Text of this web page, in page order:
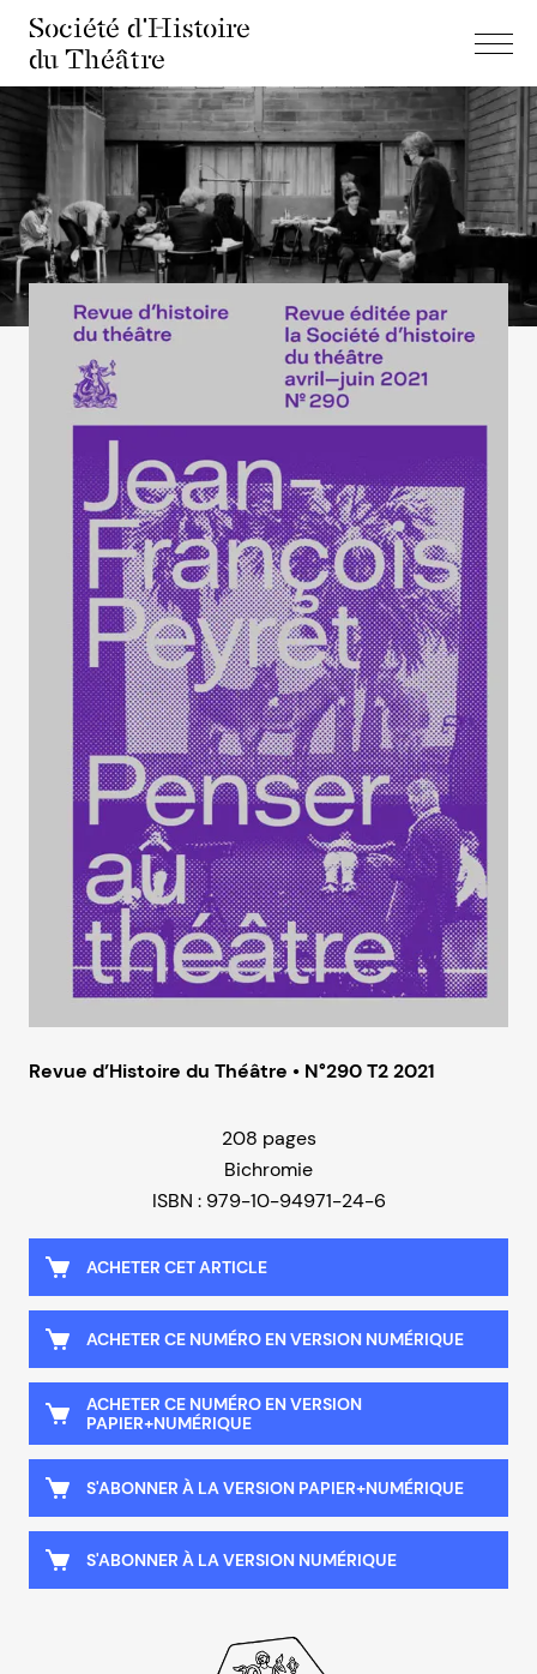
Société d'Histoire
du Théâtre
Revue d’Histoire du Théâtre • N°290 T2 2021
208 pages
Bichromie
ISBN : 979-10-94971-24-6
ACHETER CET ARTICLE
ACHETER CE NUMÉRO EN VERSION NUMÉRIQUE
ACHETER CE NUMÉRO EN VERSION
PAPIER+NUMÉRIQUE
S'ABONNER À LA VERSION PAPIER+NUMÉRIQUE
S'ABONNER À LA VERSION NUMÉRIQUE